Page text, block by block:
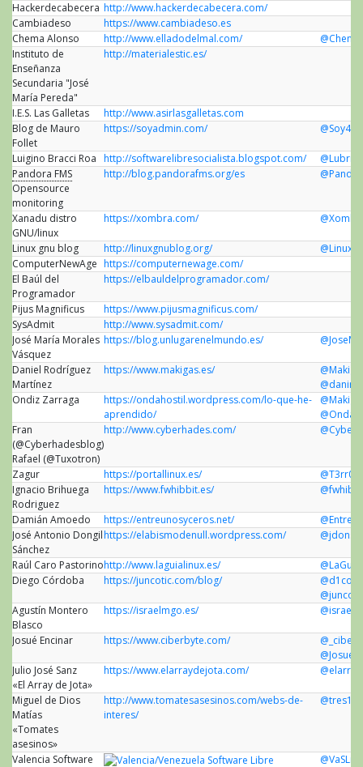
Hackerdecabecera http://www.hackerdecabecera.com/
Cambiadeso
https://www.cambiadeso.es
Chema Alonso
http://www.elladodelmal.com/
Instituto de
Enseñanza
Secundaria "José
María Pereda"
http://materialestic.es/
I.E.S. Las Galletas
http://www.asirlasgalletas.com
Blog de Mauro
Follet
https://soyadmin.com/
Luigino Bracci Roa http://softwarelibresocialista.blogspot.com/
@Lubrio
Pandora FMS
Opensource
monitoring
http://blog.pandorafms.org/es
Xanadu distro
GNU/linux
https://xombra.com/
Linux gnu blog http://linuxgnublog.org/
ComputerNewAge https://computernewage.com/
El Baúl del
Programador
https://elbauldelprogramador.com/
Pijus Magnificus
https://www.pijusmagnificus.com/
SysAdmit
http://www.sysadmit.com/
José María Morales
Vásquez
https://blog.unlugarenelmundo.es/
Daniel Rodríguez
Martínez
https://www.makigas.es/
Ondiz Zarraga
https://ondahostil.wordpress.com/lo-que-he-
aprendido/
Fran
(@Cyberhadesblog)
Rafael (@Tuxotron)
http://www.cyberhades.com/
Zagur https://portallinux.es/
Ignacio Brihuega
Rodriguez
https://www.fwhibbit.es/
Damián Amoedo https://entreunosyceros.net/
José Antonio Dongil
Sánchez
https://elabismodenull.wordpress.com/
Raúl Caro Pastorinohttp://www.laguialinux.es/
Diego Córdoba
https://juncotic.com/blog/
@d1cor
Agustín Montero
Blasco
https://israelmgo.es/
Josué Encinar https://www.ciberbyte.com/
Julio José Sanz
«El Array de Jota»
https://www.elarraydejota.com/
Miguel de Dios
Matías
«Tomates
asesinos»
http://www.tomatesasesinos.com/webs-de-
interes/
Valencia Software